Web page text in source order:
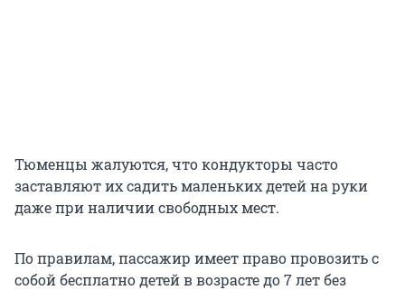
Тюменцы жалуются, что кондукторы часто
заставляют их садить маленьких детей на руки
даже при наличии свободных мест.
По правилам, пассажир имеет право провозить с
собой бесплатно детей в возрасте до 7 лет без